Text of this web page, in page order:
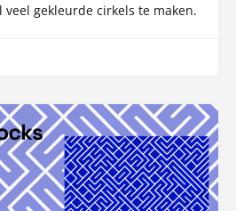
veel gekleurde cirkels te maken.